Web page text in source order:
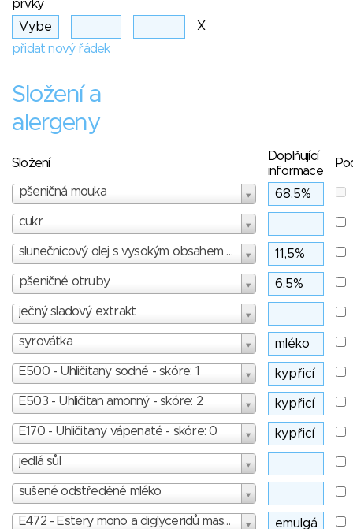
prvky
X
přidat nový řádek
Složení a
alergeny
Složení
Doplňující
informace
pšeničná mouka
cukr
slunečnicový olej s vysokým obsahem oleje
pšeničné otruby
ječný sladový extrakt
syrovátka
E500 - Uhličitany sodné - skóre: 1
E503 - Uhličitan amonný - skóre: 2
E170 - Uhličitany vápenaté - skóre: 0
jedlá sůl
sušené odstředěné mléko
E472 - Estery mono a diglyceridů mastných kyselin a, b, c, d, e, f - skóre: 1